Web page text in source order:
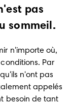
pas
sommeil.
n'importe où,
Par
n'ont pas
appelés
besoin de tant